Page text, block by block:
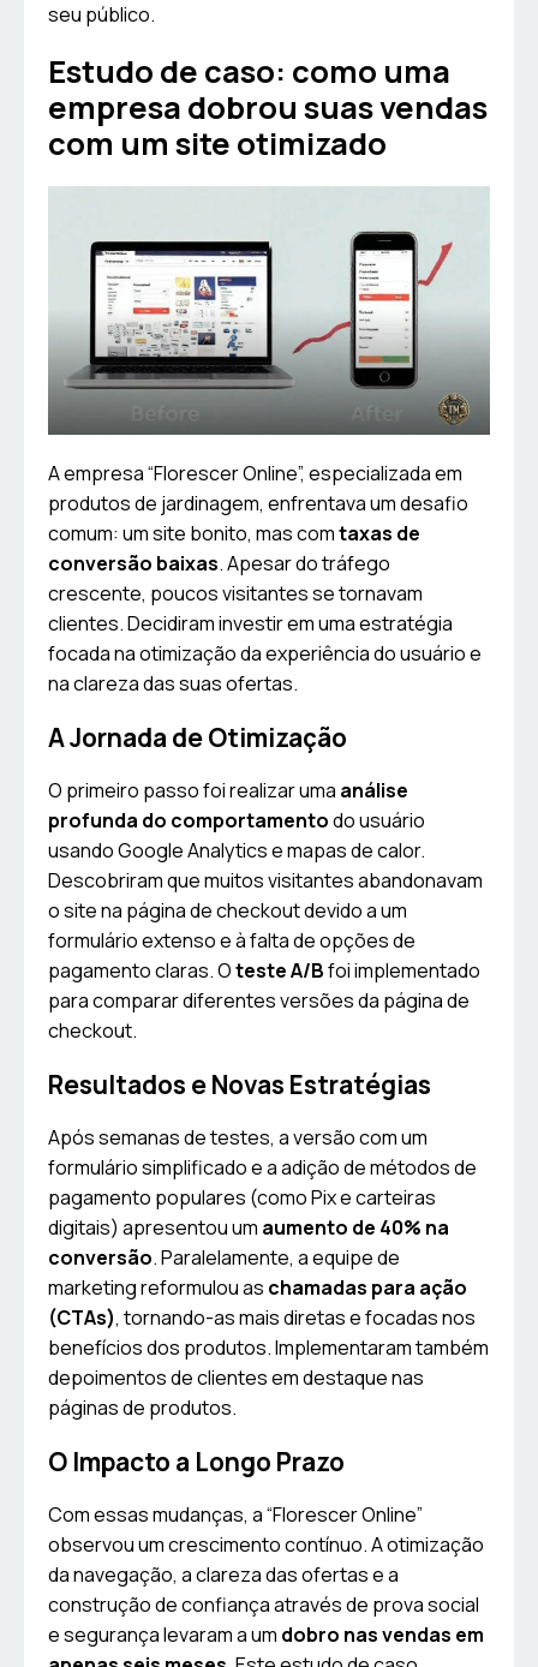
seu público.
Estudo de caso: como uma
empresa dobrou suas vendas
com um site otimizado
A empresa “Florescer Online”, especializada em
produtos de jardinagem, enfrentava um desafio
comum: um site bonito, mas comtaxas de
conversão baixas. Apesar do tráfego
crescente, poucos visitantes se tornavam
clientes. Decidiram investir em uma estratégia
focada na otimização da experiência do usuário e
na clareza das suas ofertas.
A Jornada de Otimização
O primeiro passo foi realizar uma análise
profunda do comportamentodo usuário
usando Google Analytics e mapas de calor.
Descobriram que muitos visitantes abandonavam
o site na página de checkout devido a um
formulário extenso e à falta de opções de
pagamento claras. Oteste A/Bfoi implementado
para comparar diferentes versões da página de
checkout.
Resultados e Novas Estratégias
Após semanas de testes, a versão com um
formulário simplificado e a adição de métodos de
pagamento populares (como Pix e carteiras
digitais) apresentou um aumento de 40% na
conversão. Paralelamente, a equipe de
marketing reformulou as chamadas para ação
(CTAs), tornando-as mais diretas e focadas nos
benefícios dos produtos. Implementaram também
depoimentos de clientes em destaque nas
páginas de produtos.
O Impacto a Longo Prazo
Com essas mudanças, a “Florescer Online”
observou um crescimento contínuo. A otimização
da navegação, a clareza das ofertas e a
construção de confiança através de prova social
e segurança levaram a um dobro nas vendas em